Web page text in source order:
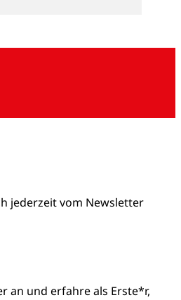
jederzeit vom Newsletter
an und erfahre als Erste*r,